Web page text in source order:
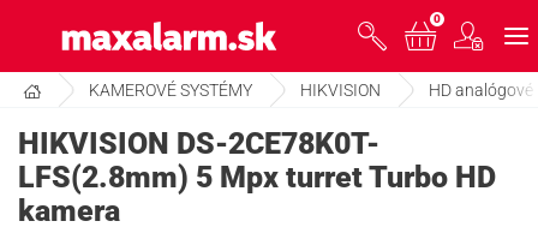
hlavnému
obsahu
www.maxalarm.sk
VOĽNÝ PREDAJ
AKCIA MESIACA
0
KAMEROVÉ SYSTÉMY HIKVISION HD
HIKVISION DS-2CE78K0T-
LFS(2.8mm) 5 Mpx turret Turbo HD
kamera